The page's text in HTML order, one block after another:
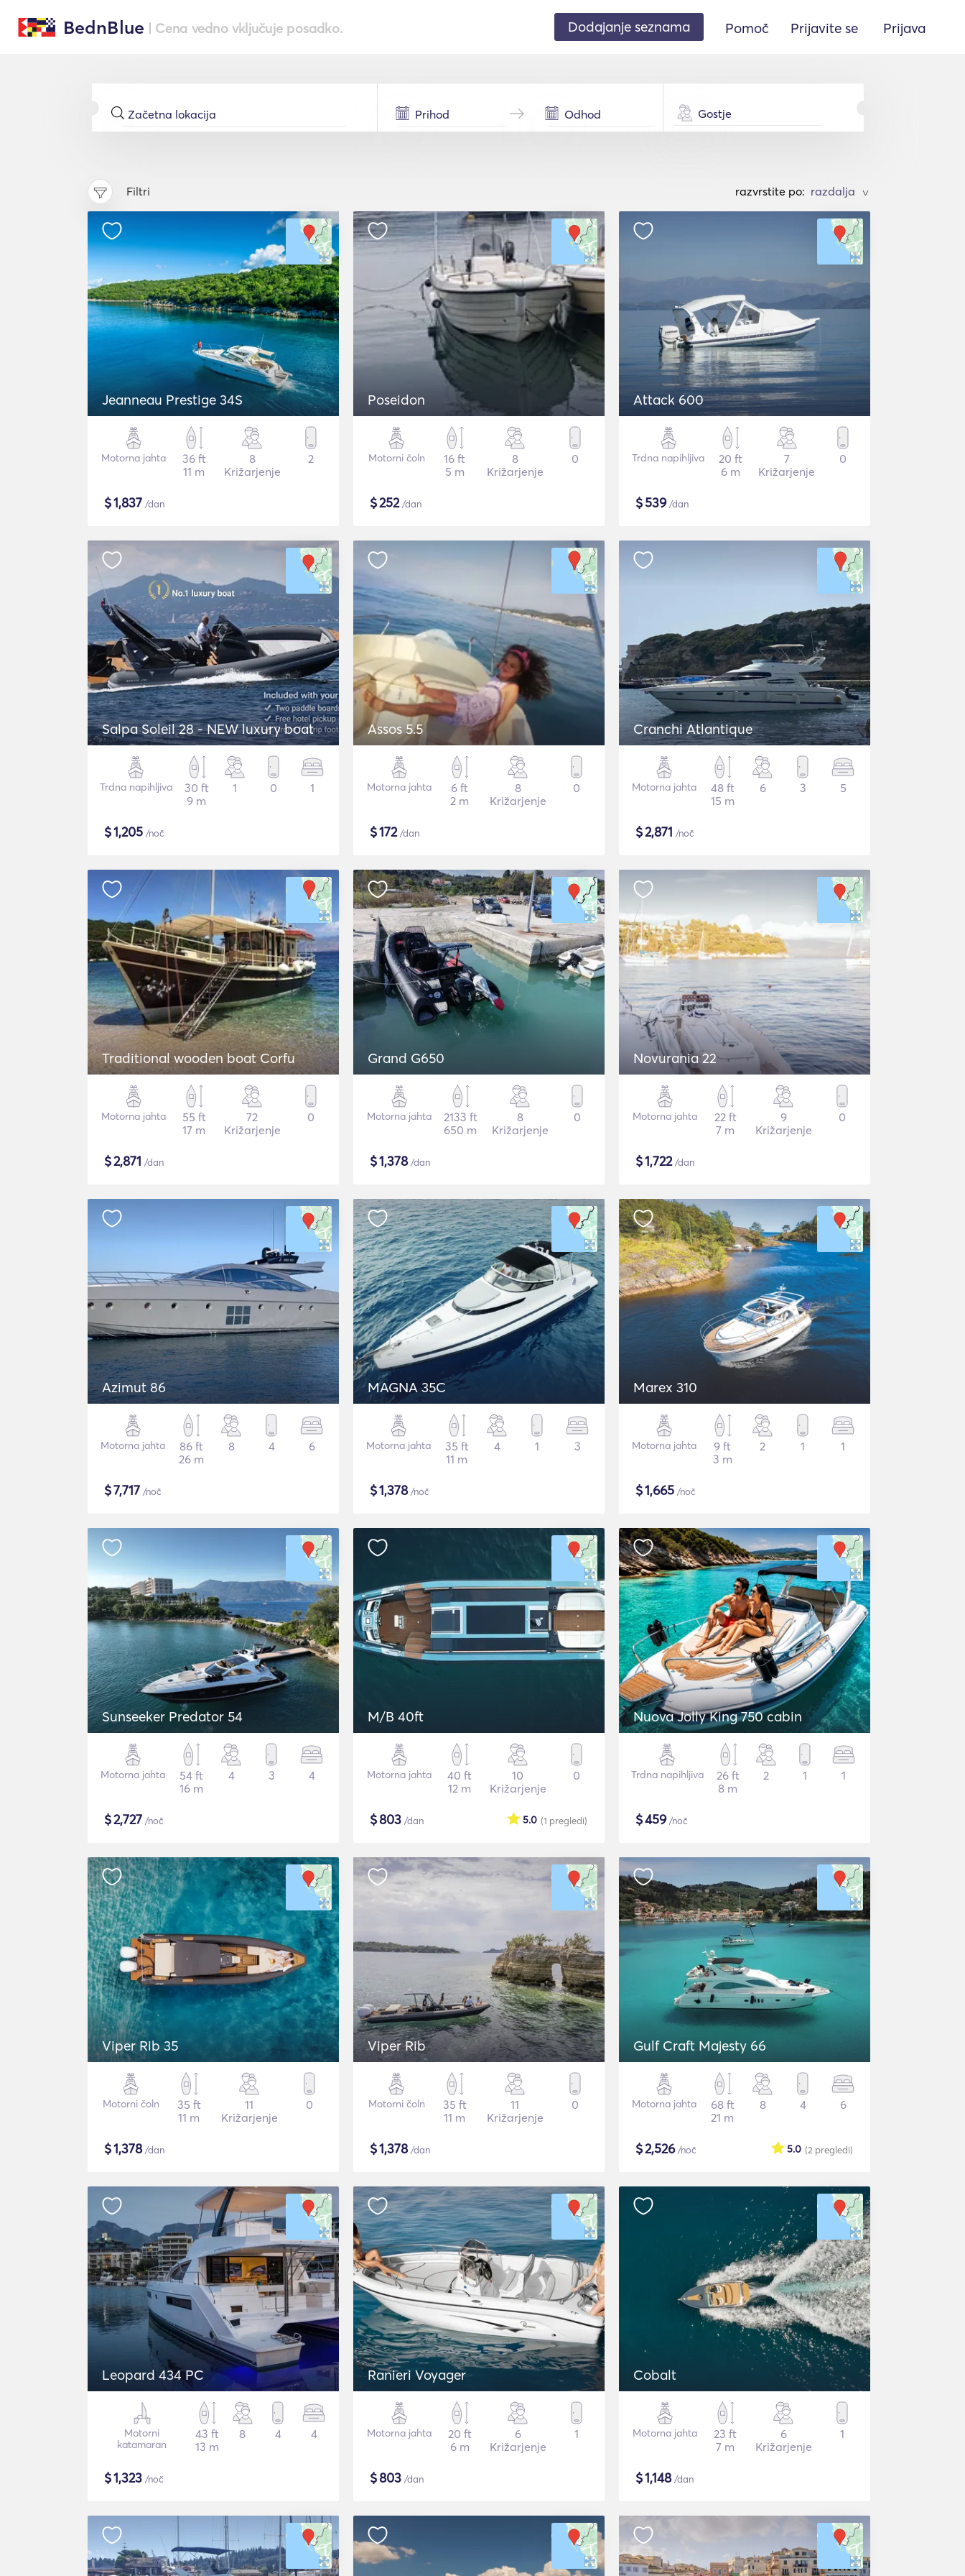
BednBlue | Cena vedno vključuje posadko. Dodajanje seznama Pomoč Prijavite se Prijava
Gostje
Filtri razvrstite po: >
Jeanneau Prestige 34S
Motorna jahta
36 ft
11 m
8
Križarjenje
2
$1,837 /dan
Poseidon
Motorni čoln
16 ft
5 m
8
Križarjenje
0
$252/dan
Attack 600
Trdna napihljiva
20 ft
6 m
7
Križarjenje
0
$539/dan
Salpa Soleil 28 - NEW luxury boat
Trdna napihljiva
30 ft
9 m
1 0 1
$1,205 /noč
Assos 5.5
Motorna jahta
6 ft
2 m
8
Križarjenje
0
$172/dan
Cranchi Atlantique
Motorna jahta
48 ft
15 m
6 3 5
$2,871 /noč
Traditional wooden boat Corfu
Motorna jahta
55 ft
17 m
72
Križarjenje
0
$2,871 /dan
Grand G650
Motorna jahta
2133 ft
650 m
8
Križarjenje
0
$1,378/dan
Novurania 22
Motorna jahta
22 ft
7 m
9
Križarjenje
0
$1,722/dan
Azimut 86
Motorna jahta
86 ft
26 m
8 4 6
$7,717 /noč
MAGNA 35C
Motorna jahta
35 ft
11 m
4 1 3
$1,378/noč
Marex 310
Motorna jahta
9 ft
3 m
2 1 1
$1,665 /noč
Sunseeker Predator 54
Motorna jahta
54 ft
16 m
4 3 4
$2,727 /noč
M/B 40ft
Motorna jahta
40 ft
12 m
10
Križarjenje
0
$803 /dan (1 pregledi)
5.0
Nuova Jolly King 750 cabin
Trdna napihljiva
26 ft
8 m
2 1 1
$459/noč
Viper Rib 35
Motorni čoln
35 ft
11 m
11
Križarjenje
0
$1,378/dan
Viper Rib
Motorni čoln
35 ft
11 m
11
Križarjenje
0
$1,378/dan
Gulf Craft Majesty 66
Motorna jahta
68 ft
21 m
8 4 6
$2,526/noč (2 pregledi)
5.0
Leopard 434 PC
Motorni
katamaran
43 ft
13 m
8 4 4
$1,323 /noč
Ranieri Voyager
Motorna jahta
20 ft
6 m
6
Križarjenje
1
$803 /dan
Cobalt
Motorna jahta
23 ft
7 m
6
Križarjenje
1
$1,148/dan